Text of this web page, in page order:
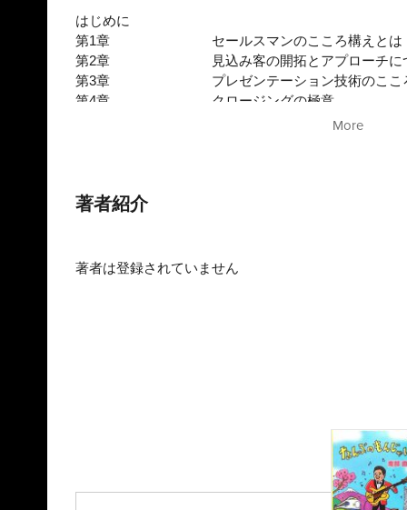
はじめに
第1章
セールスマンのこころ構えとは
第2章
見込み客の開拓とアプローチに
第3章
プレゼンテーション技術のここ
第4章
クロージングの極意
More
著者紹介
著者は登録されていません